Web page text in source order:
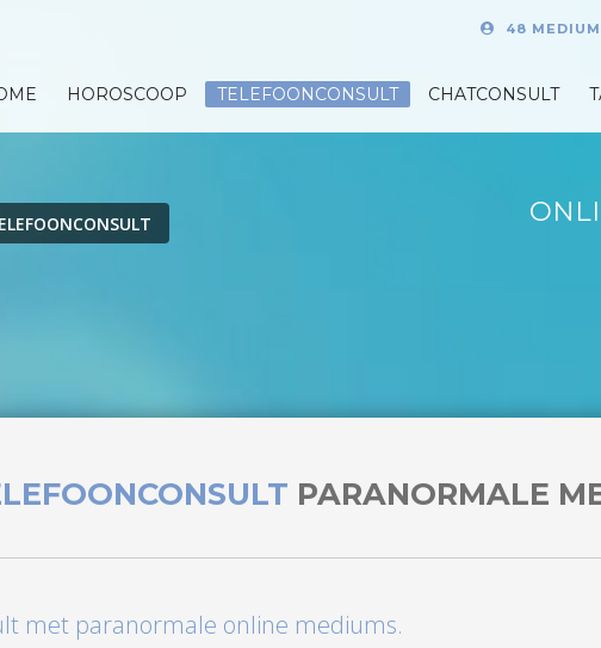
48
HOROSCOOP TELEFOONCONSULT CHATCONSULT
PARANORMALE
met paranormale online mediums.